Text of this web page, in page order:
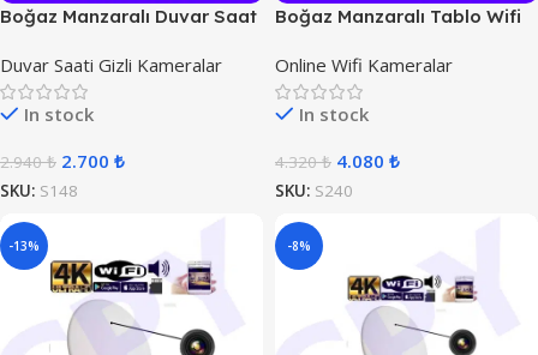
Boğaz Manzaralı Duvar Saat
Duvar Saati Gizli Kameralar
In stock
2.940₺ 2.700 ₺
SKU: S148
Boğaz Manzaralı Tablo Wifi
Online Wifi Kameralar
In stock
4.320₺ 4.080 ₺
SKU: S240
-13% -8%